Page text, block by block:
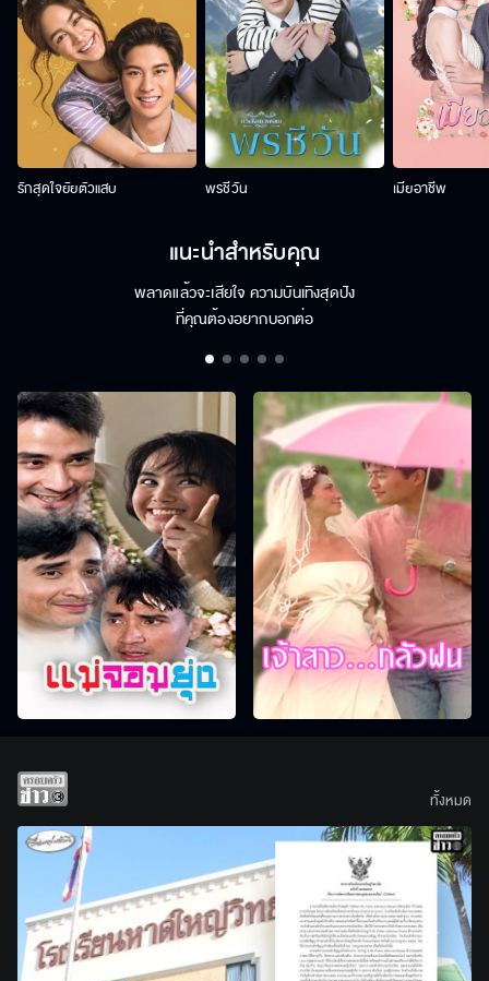
รักสุดใจยัยตัวแสบ พรชีวัน เมียอาชีพ
แนะนำสำหรับคุณ
พลาดแล้วจะเสียใจ ความบันเทิงสุดปัง
ที่คุณต้องอยากบอกต่อ
ทั้งหมด